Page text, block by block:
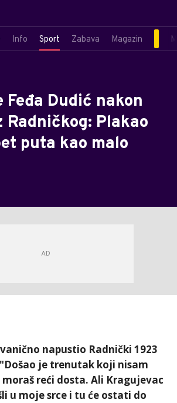
Info Sport Zabava Magazin
Feđa Dudić nakon
Radničkog: Plakao
puta kao malo
napustio Radnički 1923
je trenutak koji nisam
reći dosta. Ali Kragujevac
u moje srce i tu će ostati do